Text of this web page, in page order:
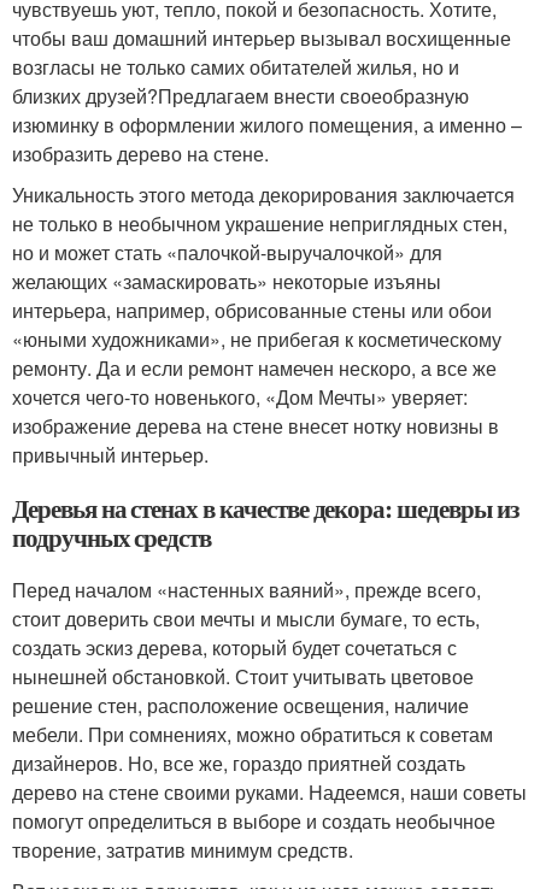
чувствуешь уют, тепло, покой и безопасность. Хотите,
чтобы ваш домашний интерьер вызывал восхищенные
возгласы не только самих обитателей жилья, но и
близких друзей?Предлагаем внести своеобразную
изюминку в оформлении жилого помещения, а именно –
изобразить дерево на стене.
Уникальность этого метода декорирования заключается
не только в необычном украшение неприглядных стен,
но и может стать «палочкой-выручалочкой» для
желающих «замаскировать» некоторые изъяны
интерьера, например, обрисованные стены или обои
«юными художниками», не прибегая к косметическому
ремонту. Да и если ремонт намечен нескоро, а все же
хочется чего-то новенького, «Дом Мечты» уверяет:
изображение дерева на стене внесет нотку новизны в
привычный интерьер.
Деревья на стенах в качестве декора: шедевры из
подручных средств
Перед началом «настенных ваяний», прежде всего,
стоит доверить свои мечты и мысли бумаге, то есть,
создать эскиз дерева, который будет сочетаться с
нынешней обстановкой. Стоит учитывать цветовое
решение стен, расположение освещения, наличие
мебели. При сомнениях, можно обратиться к советам
дизайнеров. Но, все же, гораздо приятней создать
дерево на стене своими руками. Надеемся, наши советы
помогут определиться в выборе и создать необычное
творение, затратив минимум средств.